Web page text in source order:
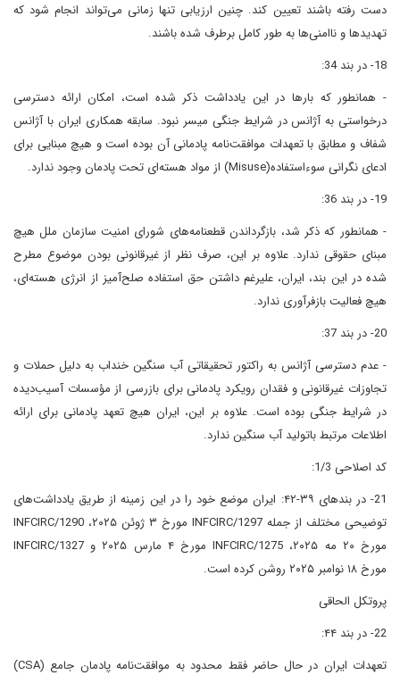
دست رفته باشند تعیین کند. چنین ارزیابی تنها زمانی می‌تواند انجام شود که
تهدیدها و ناامنی‌ها به طور کامل برطرف شده باشند.
18- در بند 34:
- همانطور که بارها در این یادداشت ذکر شده است، امکان ارائه دسترسی
درخواستی به آژانس در شرایط جنگی میسر نبود. سابقه همکاری ایران با آژانس
شفاف و مطابق با تعهدات موافقت‌نامه پادمانی آن بوده است و هیچ مبنایی برای
ادعای نگرانی سوءاستفاده(Misuse) از مواد هسته‌ای تحت پادمان وجود ندارد.
19- در بند 36:
- همانطور که ذکر شد، بازگرداندن قطعنامه‌های شورای امنیت سازمان ملل هیچ
مبنای حقوقی ندارد. علاوه بر این، صرف نظر از غیرقانونی بودن موضوع مطرح
شده در این بند، ایران، علیرغم داشتن حق استفاده صلح‌آمیز از انرژی هسته‌ای،
هیچ فعالیت بازفرآوری ندارد.
20- در بند 37:
- عدم دسترسی آژانس به راکتور تحقیقاتی آب سنگین خنداب به دلیل حملات و
تجاوزات غیرقانونی و فقدان رویکرد پادمانی برای بازرسی از مؤسسات آسیب‌دیده
در شرایط جنگی بوده است. علاوه بر این، ایران هیچ تعهد پادمانی برای ارائه
اطلاعات مرتبط باتولید آب سنگین ندارد.
کد اصلاحی 1/3:
21- در بندهای ۳۹-۴۲: ایران موضع خود را در این زمینه از طریق یادداشت‌های
توضیحی مختلف از جمله INFCIRC/1297 مورخ ۳ ژوئن ۲۰۲۵، INFCIRC/1290
مورخ ۲۰ مه ۲۰۲۵، INFCIRC/1275 مورخ ۴ مارس ۲۰۲۵ و INFCIRC/1327
مورخ ۱۸ نوامبر ۲۰۲۵ روشن کرده است.
پروتکل الحاقی
22- در بند ۴۴:
تعهدات ایران در حال حاضر فقط محدود به موافقت‌نامه پادمان جامع (CSA)